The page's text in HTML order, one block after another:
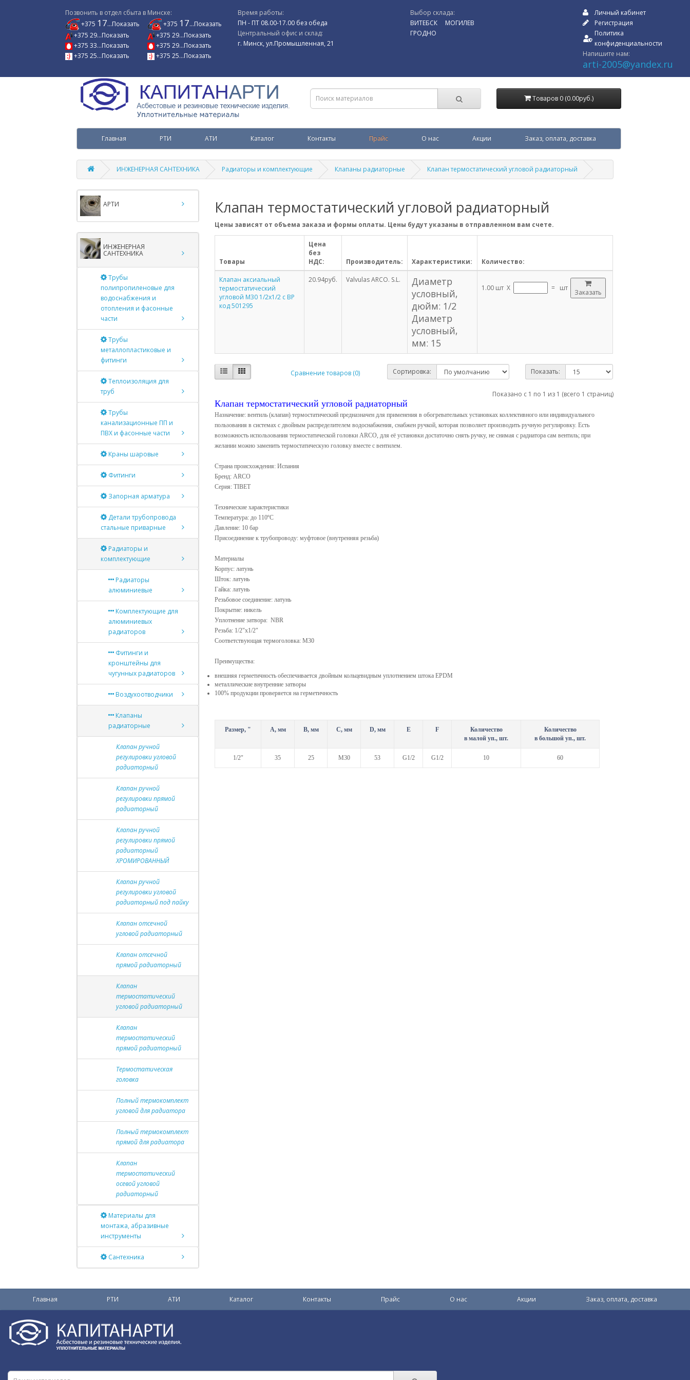
Позвонить в отдел сбыта в Минске:
+375 17...Показать
+375 29...Показать
+375 33...Показать
+375 25...Показать
+375 17...Показать
+375 29...Показать
+375 29...Показать
+375 25...Показать
Время работы:
ПН - ПТ 08.00-17.00 без обеда
Центральный офис и склад:
г. Минск, ул.Промышленная, 21
Выбор склада:
ВИТЕБСК
ГРОДНО
МОГИЛЕВ
Личный кабинет
Регистрация
Политика
конфиденциальности
Напишите нам:
arti-2005@yandex.ru
Товаров 0 (0.00руб.)
Главная РТИ АТИ Каталог Контакты Прайс О нас Акции Заказ, оплата, доставка
ИНЖЕНЕРНАЯ САНТЕХНИКА Радиаторы и комплектующие Клапаны радиаторные Клапан термостатический угловой радиаторный
АРТИ
ИНЖЕНЕРНАЯ
САНТЕХНИКА
Трубы
полипропиленовые для
водоснабжения и
отопления и фасонные
части
Трубы
металлопластиковые и
фитинги
Теплоизоляция для
труб
Трубы
канализационные ПП и
ПВХ и фасонные части
Краны шаровые
Фитинги
Запорная арматура
Детали трубопровода
стальные приварные
Радиаторы и
комплектующие
Радиаторы
алюминиевые
Комплектующие для
алюминиевых
радиаторов
Фитинги и
кронштейны для
чугунных радиаторов
Воздухоотводчики
Клапаны
радиаторные
Клапан ручной
регулировки угловой
радиаторный
Клапан ручной
регулировки прямой
радиаторный
Клапан ручной
регулировки прямой
радиаторный
ХРОМИРОВАННЫЙ
Клапан ручной
регулировки угловой
радиаторный под пайку
Клапан отсечной
угловой радиаторный
Клапан отсечной
прямой радиаторный
Клапан
термостатический
угловой радиаторный
Клапан
термостатический
прямой радиаторный
Термостатическая
головка
Полный термокомплект
угловой для радиатора
Полный термокомплект
прямой для радиатора
Клапан
термостатический
осевой угловой
радиаторный
Материалы для
монтажа, абразивные
инструменты
Сантехника
Клапан термостатический угловой радиаторный
Цены зависят от объема заказа и формы оплаты. Цены будут указаны в отправленном вам счете.
Товары
Цена
без
НДС:
Производитель: Характеристики: Количество:
Клапан аксиальный
термостатический
угловой М30 1/2х1/2 с ВР
код 501295
20.94руб. Valvulas ARCO. S.L.
Диаметр
условный,
дюйм: 1/2
Диаметр
условный,
мм: 15
1.00 шт X = шт
Заказать
Сравнение товаров (0) Сортировка: Показать:
Показано с 1 по 1 из 1 (всего 1 страниц)
Клапан термостатический угловой радиаторный
Назначение: вентиль (клапан) термостатический предназначен для применения в обогревательных установках коллективного или индивидуального
пользования в системах с двойным распределителем водоснабжения, снабжен ручкой, которая позволяет производить ручную регулировку. Есть
возможность использования термостатической головки ARCO, для её установки достаточно снять ручку, не снимая с радиатора сам вентиль; при
желании можно заменить термостатическую головку вместе с вентилем.
Страна происхождения: Испания
Бренд: ARCO
Серия: TIBET
Технические характеристики
Температура: до 110ºС
Давление: 10 бар
Присоединение к трубопроводу: муфтовое (внутренняя резьба)
Материалы
Корпус: латунь
Шток: латунь
Гайка: латунь
Резьбовое соединение: латунь
Покрытие: никель
Уплотнение затвора: NBR
Резьба: 1/2"х1/2"
Соответствующая термоголовка: М30
Преимущества:
внешняя герметичность обеспечивается двойным кольцевидным уплотнением штока EPDM
металлические внутренние затворы
100% продукции проверяется на герметичность
Размер, " А, мм В, мм С, мм D, мм Е F
Количество
в малой уп., шт.
Количество
в большой уп., шт.
1/2" 35 25 М30 53 G1/2 G1/2 10 60
Главная РТИ АТИ Каталог Контакты Прайс О нас Акции Заказ, оплата, доставка